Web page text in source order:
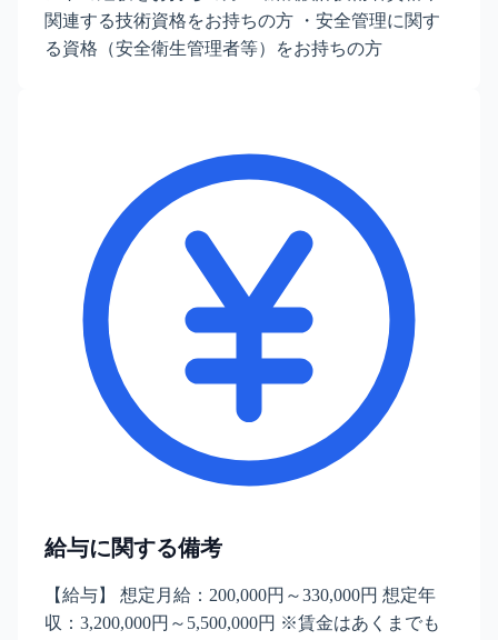
関連する技術資格をお持ちの方 ・安全管理に関す
る資格（安全衛生管理者等）をお持ちの方
給与に関する備考
【給与】 想定月給：200,000円～330,000円 想定年
収：3,200,000円～5,500,000円 ※賃金はあくまでも